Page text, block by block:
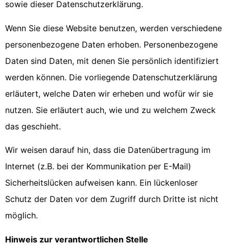
sowie dieser Datenschutzerklärung.
Wenn Sie diese Website benutzen, werden verschiedene
personenbezogene Daten erhoben. Personenbezogene
Daten sind Daten, mit denen Sie persönlich identifiziert
werden können. Die vorliegende Datenschutzerklärung
erläutert, welche Daten wir erheben und wofür wir sie
nutzen. Sie erläutert auch, wie und zu welchem Zweck
das geschieht.
Wir weisen darauf hin, dass die Datenübertragung im
Internet (z.B. bei der Kommunikation per E-Mail)
Sicherheitslücken aufweisen kann. Ein lückenloser
Schutz der Daten vor dem Zugriff durch Dritte ist nicht
möglich.
Hinweis zur verantwortlichen Stelle